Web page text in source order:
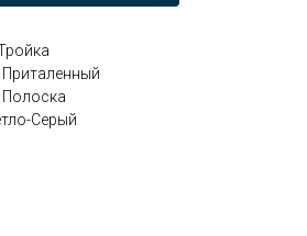
Приталенный
Полоска
Серый